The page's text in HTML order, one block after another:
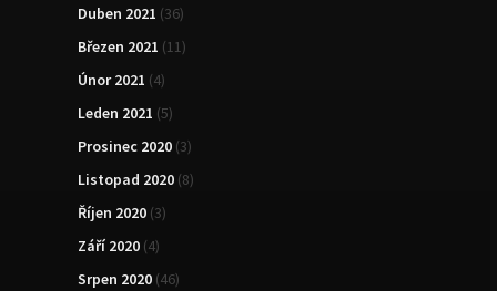
Duben 2021 (36)
Březen 2021 (11)
Únor 2021 (4)
Leden 2021 (5)
Prosinec 2020 (3)
Listopad 2020 (8)
Říjen 2020 (3)
Září 2020 (4)
Srpen 2020 (46)